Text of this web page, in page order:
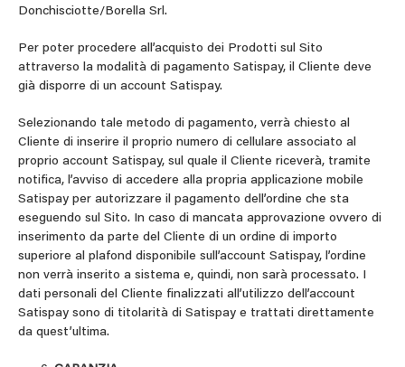
Donchisciotte/Borella Srl.
Per poter procedere all’acquisto dei Prodotti sul Sito
attraverso la modalità di pagamento Satispay, il Cliente deve
già disporre di un account Satispay.
Selezionando tale metodo di pagamento, verrà chiesto al
Cliente di inserire il proprio numero di cellulare associato al
proprio account Satispay, sul quale il Cliente riceverà, tramite
notifica, l’avviso di accedere alla propria applicazione mobile
Satispay per autorizzare il pagamento dell’ordine che sta
eseguendo sul Sito. In caso di mancata approvazione ovvero di
inserimento da parte del Cliente di un ordine di importo
superiore al plafond disponibile sull’account Satispay, l’ordine
non verrà inserito a sistema e, quindi, non sarà processato. I
dati personali del Cliente finalizzati all’utilizzo dell’account
Satispay sono di titolarità di Satispay e trattati direttamente
da quest’ultima.